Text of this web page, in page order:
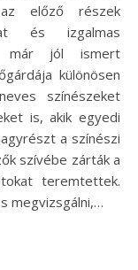
előző részek
és izgalmas
már jól ismert
különösen
színészeket
is, akik egyedi
a színészi
szívébe zárták a
teremtettek.
megvizsgálni,…